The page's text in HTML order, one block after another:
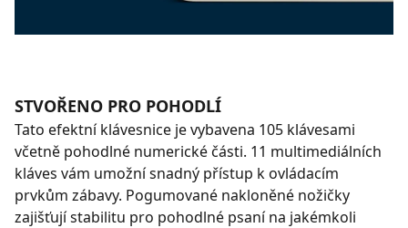
STVOŘENO PRO POHODLÍ
Tato efektní klávesnice je vybavena 105 klávesami
včetně pohodlné numerické části. 11 multimediálních
kláves vám umožní snadný přístup k ovládacím
prvkům zábavy. Pogumované nakloněné nožičky
zajišťují stabilitu pro pohodlné psaní na jakémkoli